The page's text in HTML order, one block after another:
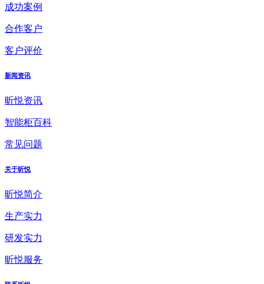
成功案例
合作客户
客户评价
新闻资讯
昕悦资讯
智能柜百科
常见问题
关于昕悦
昕悦简介
生产实力
研发实力
昕悦服务